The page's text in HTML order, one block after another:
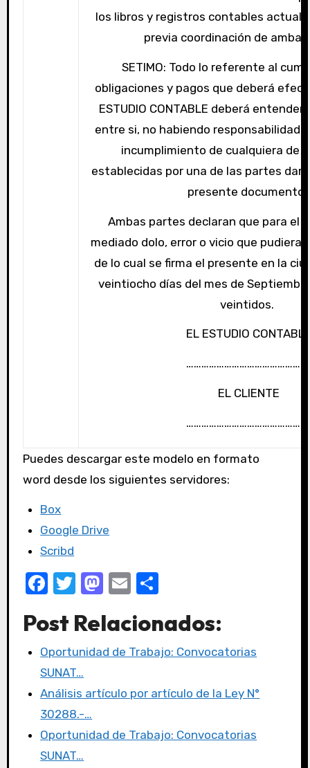
los libros y registros contables
previa coordinación de
SETIMO: Todo lo referente al
obligaciones y pagos que deberá
ESTUDIO CONTABLE deberá
entre si, no habiendo responsabilidad
incumplimiento de cualquiera de
establecidas por una de las partes
presente documento.
Ambas partes declaran que para el
mediado dolo, error o vicio que pudiera
de lo cual se firma el presente en la
veintiocho días del mes de
veintidos.
EL ESTUDIO
…………………………………………
EL CLIENTE
…………………………………………
Puedes descargar este modelo en formato
word desde los siguientes servidores:
Box
Google Drive
Scribd
F
c
e
b
o
o
k
T
it
te
r
M
st
o
o
E
ail
C
m
p
tir
Post Relacionados:
Oportunidad de Trabajo: Convocatorias
SUNAT…
Análisis artículo por artículo de la Ley N°
30288.-…
Oportunidad de Trabajo: Convocatorias
SUNAT…